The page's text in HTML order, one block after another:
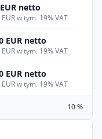
netto
w tym. 19% VAT
EUR netto
w tym. 19% VAT
EUR netto
w tym. 19% VAT
10 %